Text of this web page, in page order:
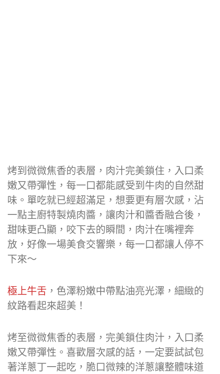
烤到微微焦香的表層，肉汁完美鎖住，入口柔
嫩又帶彈性，每一口都能感受到牛肉的自然甜
味。單吃就已經超滿足，想要更有層次感，沾
一點主廚特製燒肉醬，讓肉汁和醬香融合後，
甜味更凸顯，咬下去的瞬間，肉汁在嘴裡奔
放，好像一場美食交響樂，每一口都讓人停不
下來～
極上牛舌 ，色澤粉嫩中帶點油亮光澤，細緻的
紋路看起來超美！
烤至微微焦香的表層，完美鎖住肉汁，入口柔
嫩又帶彈性。喜歡層次感的話，一定要試試包
著洋蔥丁一起吃，脆口微辣的洋蔥讓整體味道